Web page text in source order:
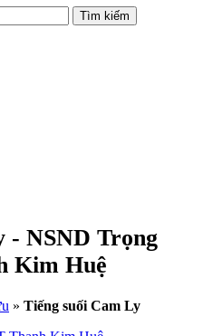
- NSND Trọng
Kim Huệ
» Tiếng suối Cam Ly